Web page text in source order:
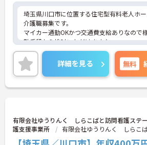
キャリアを描けます】
・全国367拠点以上を展開する大手グループ
により、安定した環境で長く働き続けること
ます
・日勤のみの勤務で転勤の心配もないため
ご家庭と両立しながら長期的な視点でキャリ
けます
埼玉県川口市に位置する住宅型有料老人ホ
介護職募集です。
マイカー通勤OKかつ交通費支給ありなので
勤手段から検討いただけます♪
ご興味のある方はご面接のポイントお伝え
でご気軽にお問合せください。
詳細を見る 無料
有限会社ゆうりんく しらこばと訪問看護ステ
護支援事業所
有限会社ゆうりんく しらこ